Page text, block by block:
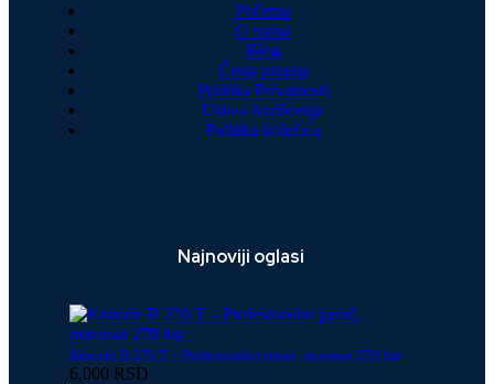
Početna
O nama
Blog
Česta pitanja
Politika Privatnosti
Uslovi korišćenja
Politika kolačića
Najnoviji oglasi
Kranzle B 270 T – Profesionalni perač, puromat 270 bar
6,000 RSD